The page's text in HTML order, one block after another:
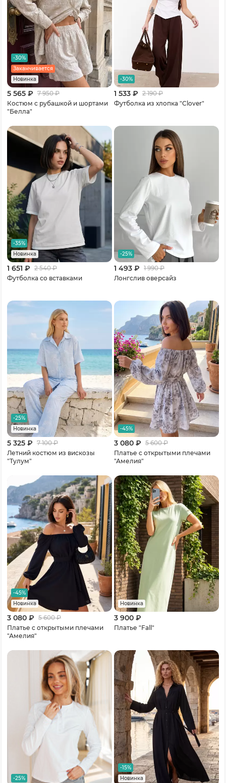
-30%
Заканчивается
Новинка
5 565 ₽ 7 950₽
Костюм с рубашкой и шортами
"Белла"
-30%
1 533 ₽ 2 190₽
Футболка из хлопка "Clover"
-35%
Новинка
1 651 ₽ 2 540₽
Футболка со вставками
-25%
1 493 ₽ 1 990₽
Лонгслив оверсайз
-25%
Новинка
5 325 ₽ 7 100₽
Летний костюм из вискозы
"Тулум"
-45%
3 080 ₽ 5 600₽
Платье c открытыми плечами
"Амелия"
-45%
Новинка
3 080 ₽ 5 600₽
Платье c открытыми плечами
"Амелия"
Новинка
3 900 ₽
Платье "Fall"
-25%
-15%
Новинка